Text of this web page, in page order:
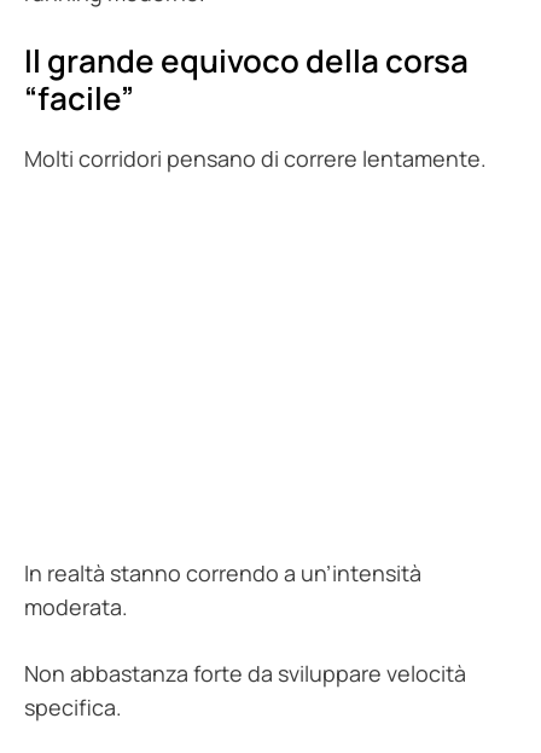
Il grande equivoco della corsa
“facile”
Molti corridori pensano di correre lentamente.
In realtà stanno correndo a un’intensità
moderata.
Non abbastanza forte da sviluppare velocità
specifica.